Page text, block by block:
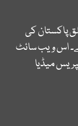
پاکستان کی
اس ویب سائٹ
میڈیا